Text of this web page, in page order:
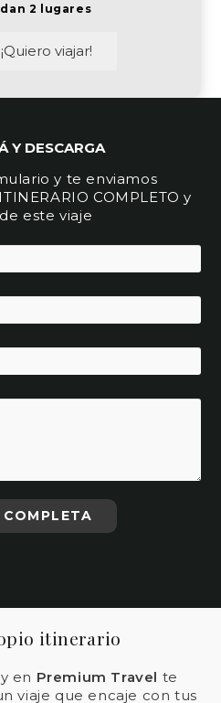
2 lugares
¡Quiero viajar!
Y DESCARGA
y te enviamos
COMPLETO y
este viaje
itinerario
en Premium Travel te
viaje que encaje con tus